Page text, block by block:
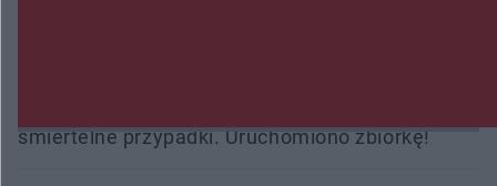
śmiertelne przypadki. Uruchomiono zbiórkę!